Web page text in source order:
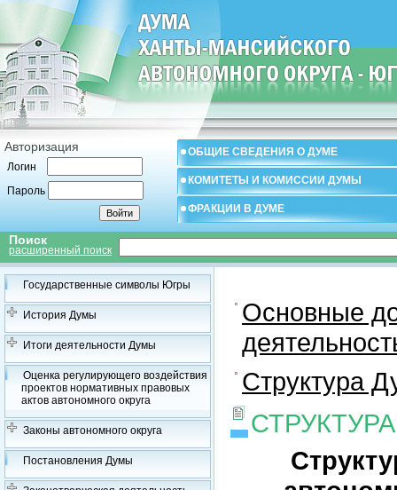
Авторизация
Логин
Пароль
ОБЩИЕ СВЕДЕНИЯ О ДУМЕ
КОМИТЕТЫ И КОМИССИИ ДУМЫ
ФРАКЦИИ В ДУМЕ
Поиск
расширенный поиск
Государственные символы Югры
История Думы
Итоги деятельности Думы
Оценка регулирующего воздействия
проектов нормативных правовых
актов автономного округа
Законы автономного округа
Постановления Думы
Основные
Структура